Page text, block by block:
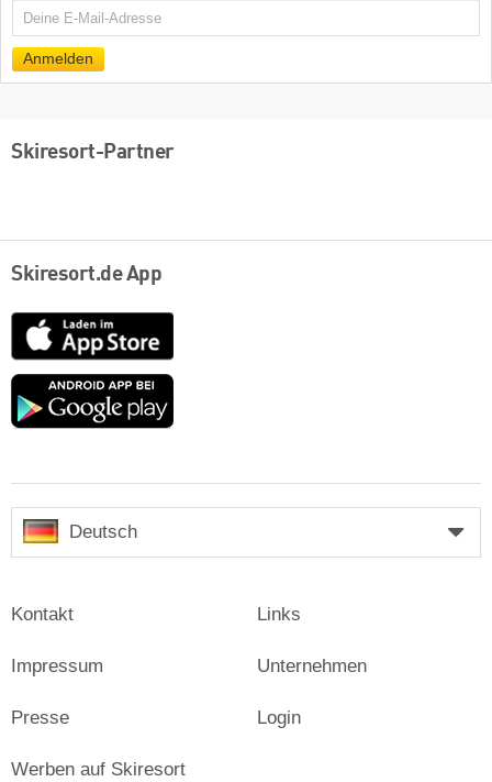
E-
Mail
Anmelden
Skiresort-Partner
Skiresort.de App
App
Store
Google
Deutsch
Kontakt
Impressum
Presse
Links
Unternehmen
Login
Werben auf Skiresort